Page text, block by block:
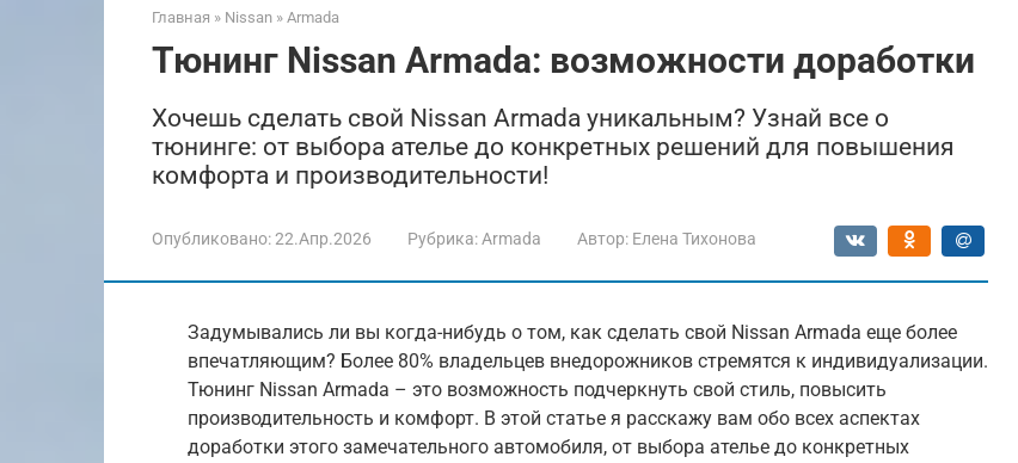
Главная » Nissan » Armada
Тюнинг Nissan Armada: возможности доработки
Хочешь сделать свой Nissan Armada уникальным? Узнай все о
тюнинге: от выбора ателье до конкретных решений для повышения
комфорта и производительности!
Опубликовано:22.Апр.2026 Рубрика: Armada Автор: Елена Тихонова
Задумывались ли вы когда-нибудь о том, как сделать свой Nissan Armada еще более
впечатляющим? Более 80% владельцев внедорожников стремятся к индивидуализации.
Тюнинг Nissan Armada – это возможность подчеркнуть свой стиль, повысить
производительность и комфорт. В этой статье я расскажу вам обо всех аспектах
доработки этого замечательного автомобиля, от выбора ателье до конкретных